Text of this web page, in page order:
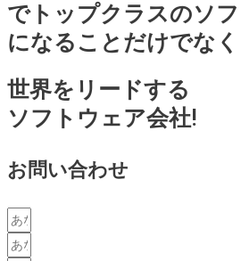
でトップクラスのソ
になることだけでなく
世界をリードする
ソフトウェア会社!
お問い合わせ